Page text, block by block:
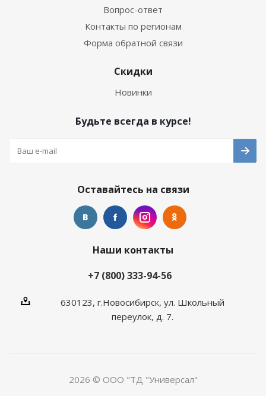
Вопрос-ответ
Контакты по регионам
Форма обратной связи
Скидки
Новинки
Будьте всегда в курсе!
Оставайтесь на связи
Наши контакты
+7 (800) 333-94-56
630123, г.Новосибирск, ул. Школьный
переулок, д. 7.
2026 © ООО "ТД "Универсал"